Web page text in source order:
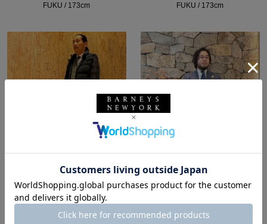
FUKU / 173cm
FUKU / 173cm
所属：メンズ
バーニーズ ニューヨー
所属：メンズ
バーニーズ ニューヨー